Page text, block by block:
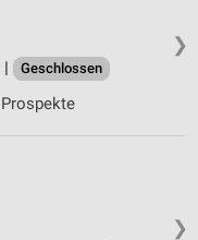
❯
|
Geschlossen
❯